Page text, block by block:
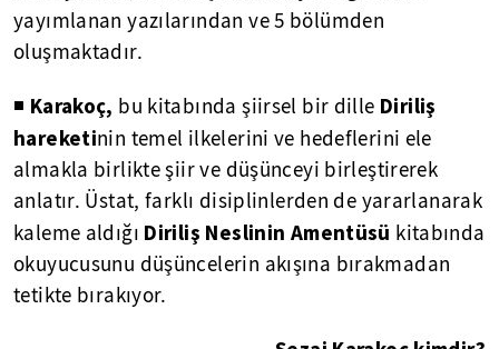
yayımlanan yazılarından ve 5 bölümden
oluşmaktadır.
◾ Karakoç, bu kitabında şiirsel bir dille Diriliş
hareketinin temel ilkelerini ve hedeflerini ele
almakla birlikte şiir ve düşünceyi birleştirerek
anlatır. Üstat, farklı disiplinlerden de yararlanarak
kaleme aldığı Diriliş Neslinin Amentüsü kitabında
okuyucusunu düşüncelerin akışına bırakmadan
tetikte bırakıyor.